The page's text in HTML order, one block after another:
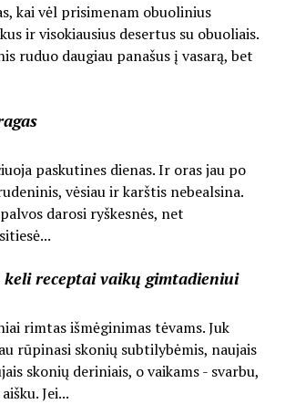
kai vėl prisimenam obuolinius
ir visokiausius desertus su obuoliais.
ruduo daugiau panašus į vasarą, bet
paskutines dienas. Ir oras jau po
vėsiau ir karštis nebealsina.
darosi ryškesnės, net
keli receptai vaikų gimtadieniui
rimtas išmėginimas tėvams. Juk
rūpinasi skonių subtilybėmis, naujais
skonių deriniais, o vaikams - svarbu,
Jei...